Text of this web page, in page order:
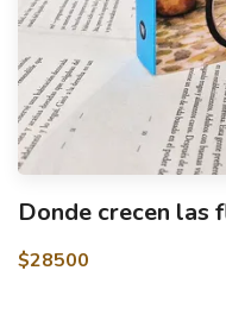
Donde crecen las
$28500